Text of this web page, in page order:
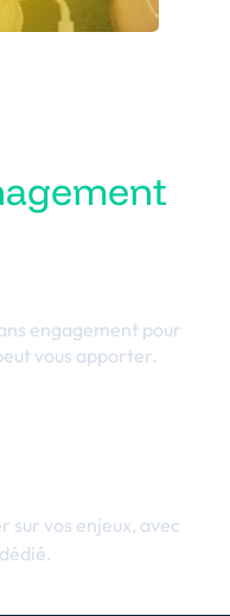
engagement pour
vous apporter.
sur vos enjeux, avec